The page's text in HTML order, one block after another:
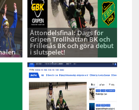
Åttondelsfinal: Dags för
Gripen Trollhättan BK och
Frillesås BK och göra debut
i slutspelet!